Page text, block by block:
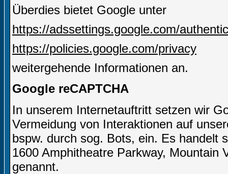
Überdies bietet Google unter
https://adssettings.google.com/
https://policies.google.com/privacy
weitergehende Informationen an.
Google reCAPTCHA
In unserem Internetauftritt setzen wir
Vermeidung von Interaktionen auf
bspw. durch sog. Bots, ein. Es handelt
1600 Amphitheatre Parkway, Mountain
genannt.